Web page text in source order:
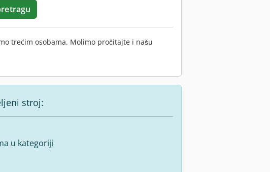
trećim osobama. Molimo pročitajte i našu
stroj:
u kategoriji